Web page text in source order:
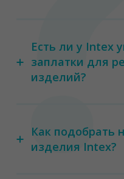
Есть ли у Intex
заплатки для
изделий?
Как подобрать
изделия Intex?